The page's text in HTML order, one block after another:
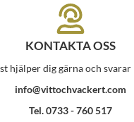
KONTAKTA OSS
hjälper dig gärna och
info@vittochvackert.com
Tel. 0733 - 760 517